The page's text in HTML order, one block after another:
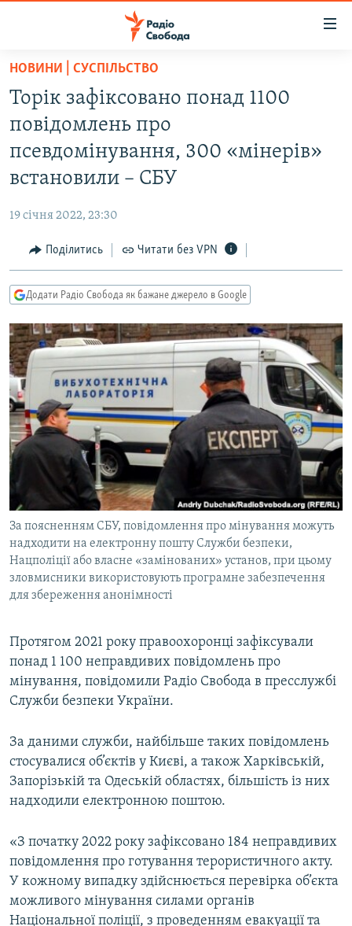
Перейти
основного
матеріалу
до
основної
Перейти
пошуку
РАДІО СВОБОДА – 70 РОКІВ
ВСЕ ЗА ДОБУ
КУЛЬТУРА
СПОРТ
СВІТ
ДОНБАС.РЕАЛІЇ
КРИМ.РЕАЛІЇ
ТИ ЯК?
КИТАЙ.ВИКЛИКИ
МУЛЬТИМЕДІА
ФОТО
СПЕЦПРОЄКТИ
ПОДКАСТИ
КРИМ РЕАЛІЇ
РУС
УКР
КТАТ
НОВИНИ | СУСПІЛЬСТВО
Торік зафіксовано понад 1100
повідомлень про
псевдомінування, 300 «мінерів»
встановили – СБУ
19 січня 2022, 23:30
Поділитись Читати без VPN
Додати Радіо Свобода як бажане джерело в Google
За поясненням СБУ, повідомлення про мінування можуть
надходити на електронну пошту Служби безпеки,
Нацполіції або власне «замінованих» установ, при цьому
зловмисники використовують програмне забезпечення
для збереження анонімності
Протягом 2021 року правоохоронці зафіксували
понад 1 100 неправдивих повідомлень про
мінування, повідомили Радіо Свобода в пресслужбі
Служби безпеки України.
За даними служби, найбільше таких повідомлень
стосувалися об’єктів у Києві, а також Харківській,
Запорізькій та Одеській областях, більшість із них
надходили електронною поштою.
«З початку 2022 року зафіксовано 184 неправдивих
повідомлення про готування терористичного акту.
У кожному випадку здійснюється перевірка об’єкта
можливого мінування силами органів
Національної поліції, з проведенням евакуації та